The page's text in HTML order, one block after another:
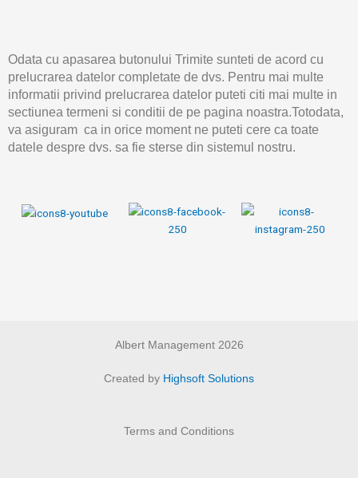
Odata cu apasarea butonului Trimite sunteti de acord cu
prelucrarea datelor completate de dvs. Pentru mai multe
informatii privind prelucrarea datelor puteti citi mai multe in
sectiunea termeni si conditii de pe pagina noastra.Totodata,
va asiguram ca in orice moment ne puteti cere ca toate
datele despre dvs. sa fie sterse din sistemul nostru.
Albert Management 2026
Created by Highsoft Solutions
Terms and Conditions